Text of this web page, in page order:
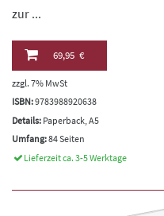
zur ...
69,95 €
zzgl. 7% MwSt
ISBN:9783988920638
Details: Paperback, A5
Umfang:84 Seiten
Lieferzeit ca. 3-5 Werktage